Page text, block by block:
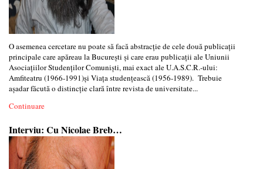
O asemenea cercetare nu poate să facă abstracţie de cele două publicaţii
principale care apăreau la Bucureşti şi care erau publicaţii ale Uniunii
Asociaţiilor Studenţilor Comunişti, mai exact ale U.A.S.C.R.-ului:
Amfiteatru (1966-1991)şi Viaţa studenţească (1956-1989). Trebuie
aşadar făcută o distincţie clară între revista de universitate...
Continuare
Interviu: Cu Nicolae Breb…